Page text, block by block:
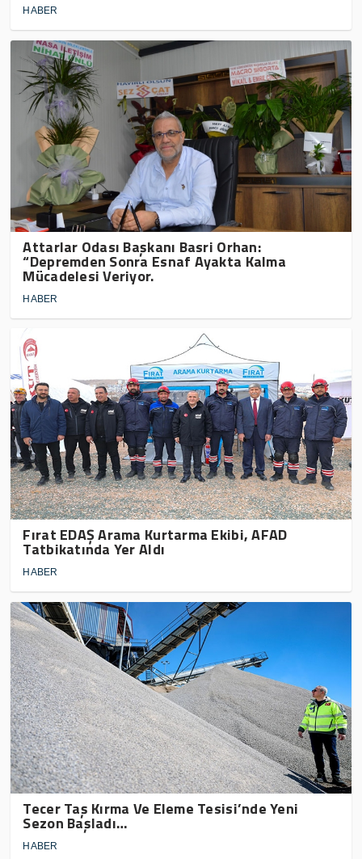
HABER
Attarlar Odası Başkanı Basri Orhan:
“Depremden Sonra Esnaf Ayakta Kalma
Mücadelesi Veriyor.
HABER
Fırat EDAŞ Arama Kurtarma Ekibi, AFAD
Tatbikatında Yer Aldı
HABER
Tecer Taş Kırma Ve Eleme Tesisi’nde Yeni
Sezon Başladı…
HABER